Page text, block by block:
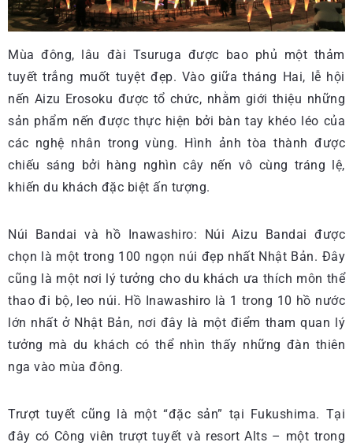
Mùa đông, lâu đài Tsuruga được bao phủ một thảm
tuyết trắng muốt tuyệt đẹp. Vào giữa tháng Hai, lễ hội
nến Aizu Erosoku được tổ chức, nhằm giới thiệu những
sản phẩm nến được thực hiện bởi bàn tay khéo léo của
các nghệ nhân trong vùng. Hình ảnh tòa thành được
chiếu sáng bởi hàng nghìn cây nến vô cùng tráng lệ,
khiến du khách đặc biệt ấn tượng.
Núi Bandai và hồ Inawashiro: Núi Aizu Bandai được
chọn là một trong 100 ngọn núi đẹp nhất Nhật Bản. Đây
cũng là một nơi lý tưởng cho du khách ưa thích môn thể
thao đi bộ, leo núi. Hồ Inawashiro là 1 trong 10 hồ nước
lớn nhất ở Nhật Bản, nơi đây là một điểm tham quan lý
tưởng mà du khách có thể nhìn thấy những đàn thiên
nga vào mùa đông.
Trượt tuyết cũng là một “đặc sản” tại Fukushima. Tại
đây có Công viên trượt tuyết và resort Alts – một trong